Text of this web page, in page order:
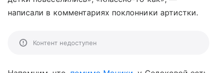
написали в комментариях поклонники артистки.
Контент недоступен